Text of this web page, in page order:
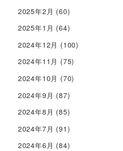
2025年2月 (60)
2025年1月 (64)
2024年12月 (100)
2024年11月 (75)
2024年10月 (70)
2024年9月 (87)
2024年8月 (85)
2024年7月 (91)
2024年6月 (84)